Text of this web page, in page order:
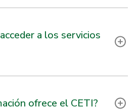
a los servicios
ofrece el CETI?